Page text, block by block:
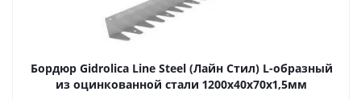
Бордюр Gidrolica Line Steel (Лайн Стил) L-образный
из оцинкованной стали 1200х40х70х1,5мм